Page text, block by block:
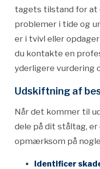
tagets tilstand for at
problemer i tide og
er i tvivl eller
du kontakte en
yderligere vurdering
Udskiftning af
Når det kommer til
dele på dit ståltag,
opmærksom på
Identificer